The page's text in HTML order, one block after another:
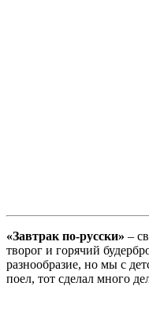
«Завтрак по-русски» –
творог и горячий
разнообразие, но мы с
поел, тот сделал много